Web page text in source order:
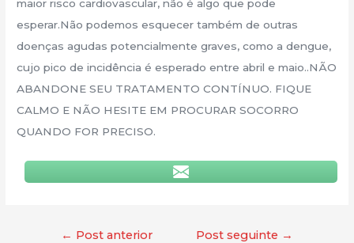
maior risco cardiovascular, não é algo que pode
esperar.Não podemos esquecer também de outras
doenças agudas potencialmente graves, como a dengue,
cujo pico de incidência é esperado entre abril e maio..NÃO
ABANDONE SEU TRATAMENTO CONTÍNUO. FIQUE
CALMO E NÃO HESITE EM PROCURAR SOCORRO
QUANDO FOR PRECISO.
← Post anterior Post seguinte →